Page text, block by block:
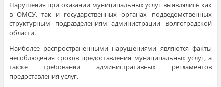
Нарушения при оказании муниципальных услуг выявлялись как
в ОМСУ, так и государственных органах, подведомственных
структурным подразделениям администрации Волгоградской
области.
Наиболее распространенными нарушениями являются факты
несоблюдения сроков предоставления муниципальных услуг, а
также требований административных регламентов
предоставления услуг.